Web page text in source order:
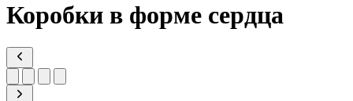
Коробки в форме сердца